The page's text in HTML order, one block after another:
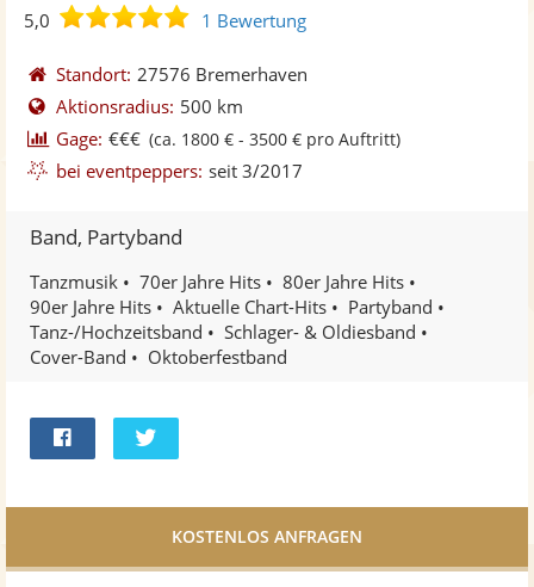
5,0
5,0
5
Sternen
1 Bewertung
Standort: 27576 Bremerhaven
Aktionsradius: 500 km
Gage: €€€ (ca. 1800 € - 3500 € pro Auftritt)
bei eventpeppers: seit 3/2017
Band, Partyband
Tanzmusik 70er Jahre Hits
80er Jahre Hits
90er Jahre Hits
Aktuelle Chart-Hits
Partyband
Tanz-/Hochzeitsband
Schlager- & Oldiesband
Cover-Band
Oktoberfestband
Facebook